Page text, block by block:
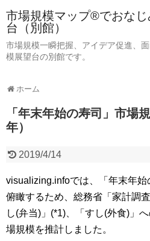
市場規模マップ®でおな
台（別館）
市場規模一瞬把握、アイデア促進、
模展望台の別館です。
ホーム
「年末年始の寿司」市場
年）
2019/4/14
visualizing.infoでは、「年末年
俯瞰するため、総務省「家計調
し(弁当)」(*1)、「すし(外食)」
場規模を推計しました。